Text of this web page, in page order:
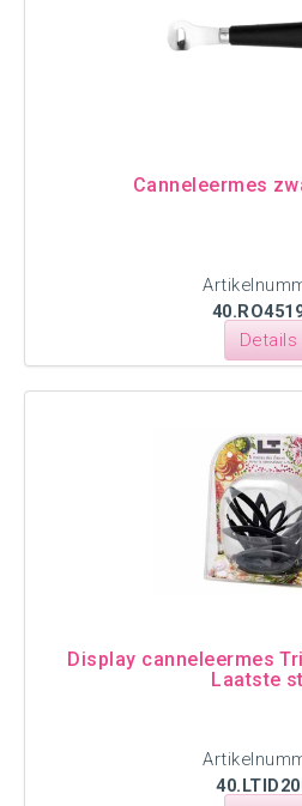
Canneleermes
Details
Display canneleermes
Laatste